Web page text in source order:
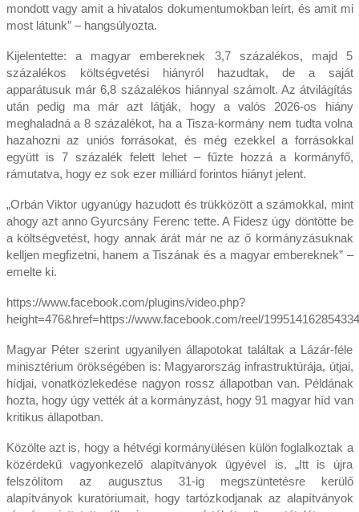
mondott vagy amit a hivatalos dokumentumokban leírt, és amit mi
most látunk” – hangsúlyozta.
Kijelentette: a magyar embereknek 3,7 százalékos, majd 5
százalékos költségvetési hiányról hazudtak, de a saját
apparátusuk már 6,8 százalékos hiánnyal számolt. Az átvilágítás
után pedig ma már azt látják, hogy a valós 2026-os hiány
meghaladná a 8 százalékot, ha a Tisza-kormány nem tudta volna
hazahozni az uniós forrásokat, és még ezekkel a forrásokkal
együtt is 7 százalék felett lehet – fűzte hozzá a kormányfő,
rámutatva, hogy ez sok ezer milliárd forintos hiányt jelent.
„Orbán Viktor ugyanúgy hazudott és trükközött a számokkal, mint
ahogy azt anno Gyurcsány Ferenc tette. A Fidesz úgy döntötte be
a költségvetést, hogy annak árát már ne az ő kormányzásuknak
kelljen megfizetni, hanem a Tiszának és a magyar embereknek” –
emelte ki.
https://www.facebook.com/plugins/video.php?
height=476&href=https://www.facebook.com/reel/
Magyar Péter szerint ugyanilyen állapotokat találtak a Lázár-féle
minisztérium örökségében is: Magyarország infrastruktúrája, útjai,
hídjai, vonatközlekedése nagyon rossz állapotban van. Példának
hozta, hogy úgy vették át a kormányzást, hogy 91 magyar híd van
kritikus állapotban.
Közölte azt is, hogy a hétvégi kormányülésen külön foglalkoztak a
közérdekű vagyonkezelő alapítványok ügyével is. „Itt is újra
felszólítom az augusztus 31-ig megszüntetésre kerülő
alapítványok kuratóriumait, hogy tartózkodjanak az alapítványok